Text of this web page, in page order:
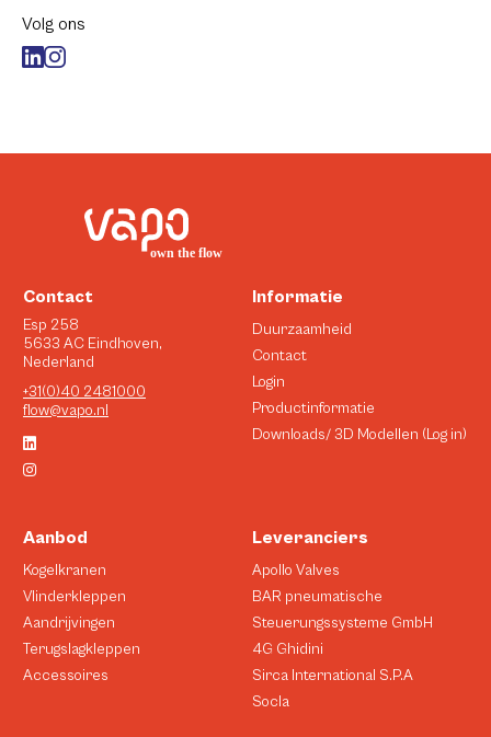
Volg ons
Contact
Esp 258
5633 AC Eindhoven,
Nederland
+31(0)40 2481000
flow@vapo.nl
Aanbod
Kogelkranen
Vlinderkleppen
Aandrijvingen
Terugslagkleppen
Accessoires
Leveranciers
Apollo Valves
BAR pneumatische
Steuerungssysteme GmbH
4G Ghidini
Sirca International S.P.A
Socla
Informatie
Duurzaamheid
Contact
Login
Productinformatie
Downloads/ 3D Modellen (Log in)